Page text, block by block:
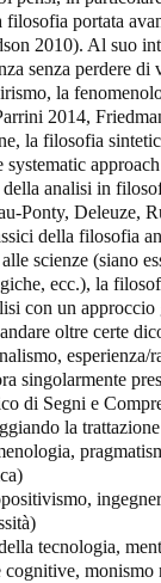
filosofia portata
2010). Al suo
senza perdere
la
2014,
la filosofia
analisi in
Ponty, Deleuze,
della filosofia
scienze (siano
ecc.), la
con un
oltre certe
singolarmente
di Segni e
la
tecnologia,
monismo